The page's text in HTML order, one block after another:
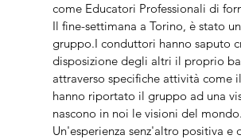
come Educatori Professionali di
Il fine-settimana a Torino, è stato
gruppo.I conduttori hanno saputo
disposizione degli altri il proprio
attraverso specifiche attività
hanno riportato il gruppo ad una
nascono in noi le visioni del mondo.
Un'esperienza senz'altro positiva